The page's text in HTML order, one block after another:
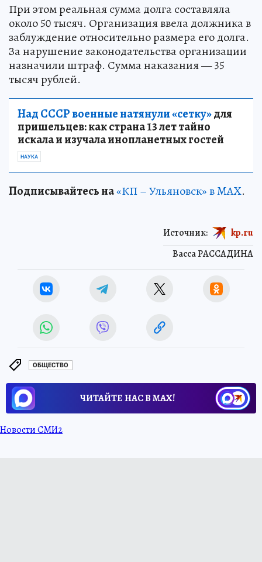
При этом реальная сумма долга составляла
около 50 тысяч. Организация ввела должника в
заблуждение относительно размера его долга.
За нарушение законодательства организации
назначили штраф. Сумма наказания — 35
тысяч рублей.
Над СССР военные натянули «сетку»для
пришельцев: как страна 13 лет тайно
искала и изучала инопланетных гостей
НАУКА
Подписывайтесь на«КП – Ульяновск» в MAX.
Васса РАССАДИНА
Источник: kp.ru
ОБЩЕСТВО
ЧИТАЙТЕ НАС В МАХ!
Новости СМИ2